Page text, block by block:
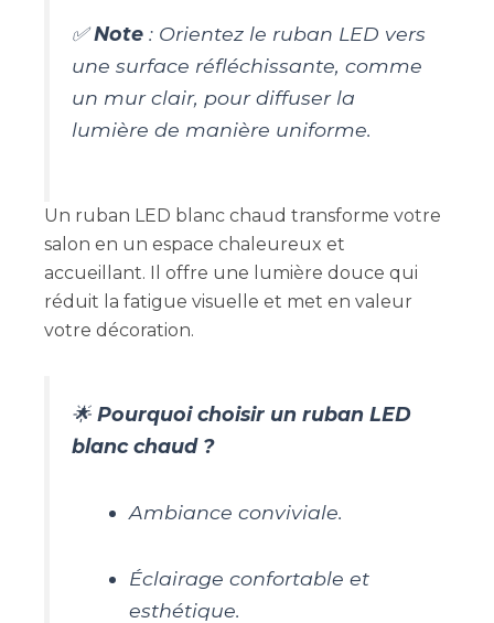
✅Note: Orientez le ruban LED vers
une surface réfléchissante, comme
un mur clair, pour diffuser la
lumière de manière uniforme.
Un ruban LED blanc chaud transforme votre
salon en un espace chaleureux et
accueillant. Il offre une lumière douce qui
réduit la fatigue visuelle et met en valeur
votre décoration.
🌟 Pourquoi choisir un ruban LED
blanc chaud ?
Ambiance conviviale.
Éclairage confortable et
esthétique.